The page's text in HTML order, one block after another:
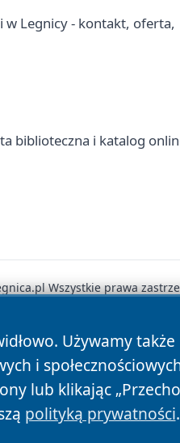
w Legnicy - kontakt, oferta,
biblioteczna i katalog
Używamy
i
lub klikając
polityką prywatności.
Wszystkie prawa
Prywatności Polityka